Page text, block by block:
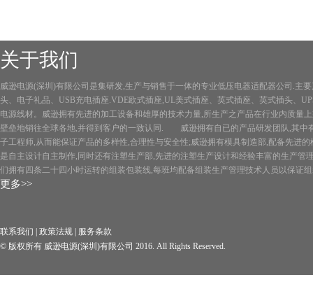
关于我们
威逊电源(深圳)有限公司是集研发,生产与销售于一体的专业低压电器适配器公司.主
头、电子礼品、USB充电插座.VDE欧式插座,UL美式插座、英式插座、英式插头、
电源线材。威逊拥有先进的加工设备和雄厚的技术力量,所生产之产品在行业内质量
壁垒地销往全球各地,并得到客户的一致认同. 威逊拥有自已的产品研发团队,其中
子工程师,从而能保证产品的多样性,合理性与安全性;威逊拥有模具制造部,配备先进
是自主设计自主制作,同时还有注塑生产部,先进的注塑生产设计和经验丰富的生产
们拥有四条二十四小时运转的组装包装线,每班均配备组装生产管理技术人员以保证
更多>>
联系我们 政策法规
服务条款
© 版权所有 威逊电源(深圳)有限公司 2016. All Rights Reserved.